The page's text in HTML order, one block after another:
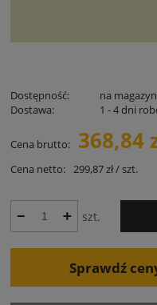
Dostępność:
na
Dostawa:
1 - 4 dni
Cena brutto: 368,84
Cena netto: 299,87 zł / szt.
szt.
Sprawdź